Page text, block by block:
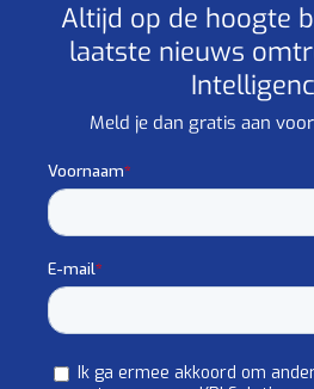
Altijd op de hoogte
laatste nieuws
Meld je dan gratis aan